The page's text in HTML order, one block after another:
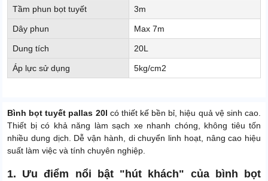
Tầm phun bọt tuyết 3m
Dây phun Max 7m
Dung tích 20L
Áp lực sử dụng 5kg/cm2
Bình bọt tuyết pallas 20l có thiết kế bền bỉ, hiệu quả vệ sinh cao.
Thiết bị có khả năng làm sạch xe nhanh chóng, không tiêu tốn
nhiều dung dịch. Dễ vận hành, di chuyển linh hoạt, nâng cao hiệu
suất làm việc và tính chuyên nghiệp.
1. Ưu điểm nổi bật "hút khách" của bình bọt